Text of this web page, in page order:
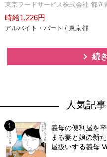
東京フードサービス株式会社 都立
時給1,226円
アルバイト・パート / 東京都
続
人気記
義母の便利屋を
まる妻と娘の新
屋扱いする義母